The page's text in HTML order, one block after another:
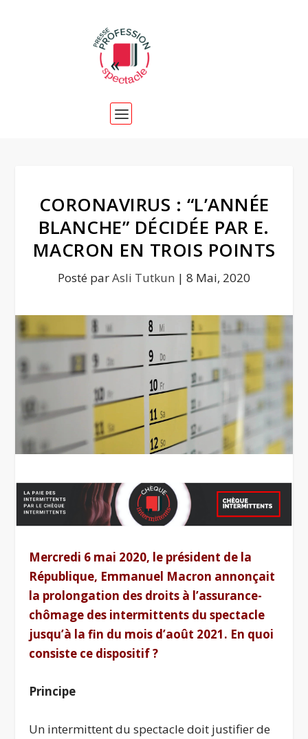
CORONAVIRUS : “L’ANNÉE
BLANCHE” DÉCIDÉE PAR E.
MACRON EN TROIS POINTS
Posté parAsli Tutkun | 8 Mai, 2020
Mercredi 6 mai 2020, le président de la
République, Emmanuel Macron annonçait
la prolongation des droits à l’assurance-
chômage des intermittents du spectacle
jusqu’à la fin du mois d’août 2021. En quoi
consiste ce dispositif ?
Principe
Un intermittent du spectacle doit justifier de